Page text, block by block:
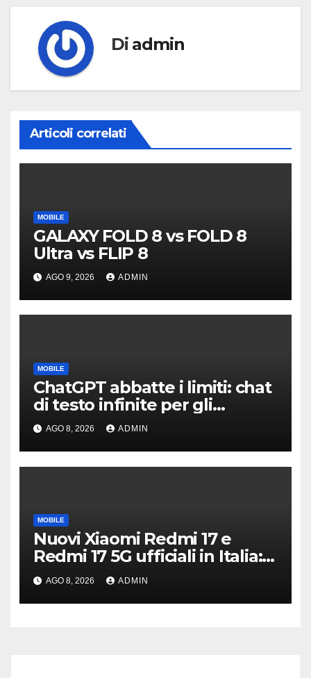
Di admin
Articoli correlati
MOBILE
GALAXY FOLD 8 vs FOLD 8
Ultra vs FLIP 8
AGO 9, 2026 ADMIN
MOBILE
ChatGPT abbatte i limiti: chat
di testo infinite per gli
account gratis e intelligenza
potenziata
AGO 8, 2026 ADMIN
MOBILE
Nuovi Xiaomi Redmi 17 e
Redmi 17 5G ufficiali in Italia:
specifiche tecniche,
differenze e prezzi
AGO 8, 2026 ADMIN